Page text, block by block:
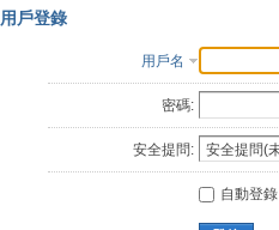
用戶登錄
用戶名
密碼:
安全提問:
自動登錄